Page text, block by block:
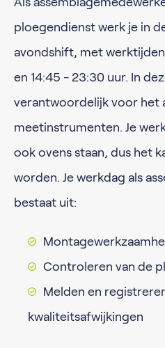
ploegendienst werk je in
avondshift, met
en 14:45 - 23:30 uur. In
verantwoordelijk voor het
meetinstrumenten. Je
ook ovens staan, dus het
worden. Je werkdag als
bestaat uit:
Controleren van de
Melden en
kwaliteitsafwijkingen